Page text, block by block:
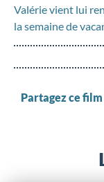
Valérie vient lui
la semaine de
Partagez ce film